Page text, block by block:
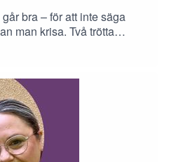
bra – för att inte säga
man krisa. Två trötta
ovälkommen omtanke